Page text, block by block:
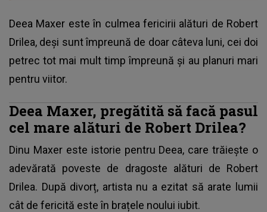
Deea Maxer este în culmea fericirii alături de Robert
Drilea, deși sunt împreună de doar câteva luni, cei doi
petrec tot mai mult timp împreună și au planuri mari
pentru viitor.
Deea Maxer, pregătită să facă pasul
cel mare alături de Robert Drilea?
Dinu Maxer este istorie pentru Deea, care trăiește o
adevărată poveste de dragoste alături de Robert
Drilea. După divorț, artista nu a ezitat să arate lumii
cât de fericită este în brațele noului iubit.